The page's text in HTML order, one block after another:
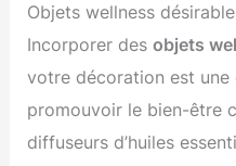
Objets wellness
Incorporer desobjets
votre décoration est
promouvoir le bien-être
diffuseurs d’huiles